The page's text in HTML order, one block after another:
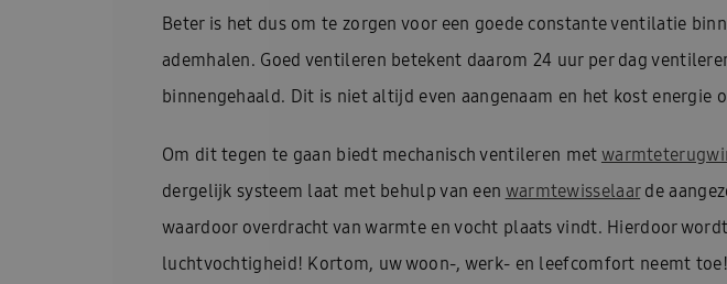
Beter is het dus om te zorgen voor een goede constante ventilatie
ademhalen. Goed ventileren betekent daarom 24 uur per dag
binnengehaald. Dit is niet altijd even aangenaam en het kost energie
Om dit tegen te gaan biedt mechanisch ventileren met
dergelijk systeem laat met behulp van een warmtewisselaarde
waardoor overdracht van warmte en vocht plaats vindt. Hierdoor
luchtvochtigheid! Kortom, uw woon-, werk- en leefcomfort neemt toe!